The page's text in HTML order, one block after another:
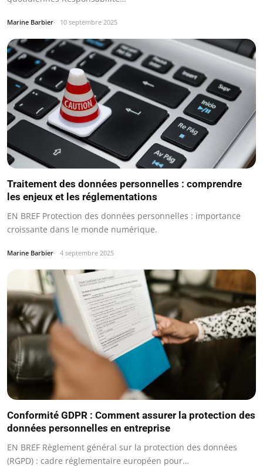
Marine Barbier 10 septembre 2025
Traitement des données personnelles : comprendre
les enjeux et les réglementations
EN BREF Protection des données personnelles : importance
croissante dans le monde numérique.
Marine Barbier 4 septembre 2025
Conformité GDPR : Comment assurer la protection des
données personnelles en entreprise
EN BREF Règlement général sur la protection des données
(RGPD) : cadre réglementaire européen pour…